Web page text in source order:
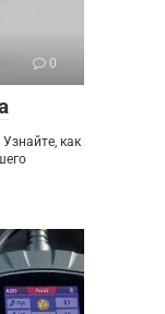
0
как